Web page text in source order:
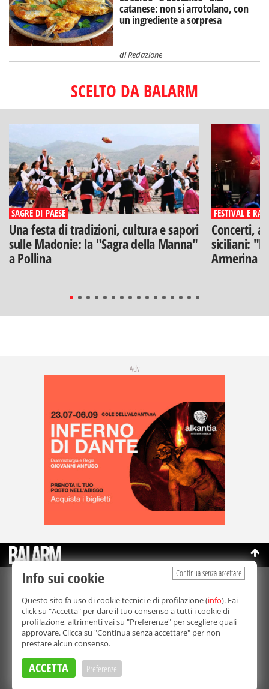
catanese: non si arrotolano, con
un ingrediente a sorpresa
diRedazione
SCELTO DA BALARM
SAGRE DI PAESE
Una festa di tradizioni, cultura e sapori
sulle Madonie: la "Sagra della Manna"
a Pollina
FESTIVAL E
Concerti,
siciliani:
Armerina
Adv
©Copyright 2003-2026
Bmedia Srl- P.IVA 07064240828
La riproduzione totale o parziale di tutti i contenuti, in qualunque
forma, su qualsiasi supporto è proibita.
Balarm.it è una testata giornalistica registrata. Autorizzazione del
Tribunale di Palermo n° 32 del 21/10/2003
Direttore responsabile:
Continua senza accettare
Info sui cookie
Questo sito fa uso di cookie tecnici e di profilazione (info). Fai
click su "Accetta" per dare il tuo consenso a tutti i cookie di
profilazione, altrimenti vai su "Preferenze" per scegliere quali
approvare. Clicca su "Continua senza accettare" per non
prestare alcun consenso.
ACCETTA Preferenze